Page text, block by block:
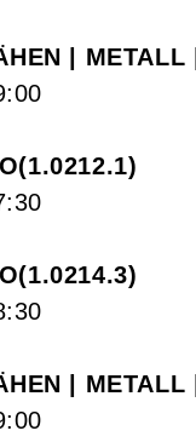
| METALL
1.0212.1
1.0214.3
| METALL